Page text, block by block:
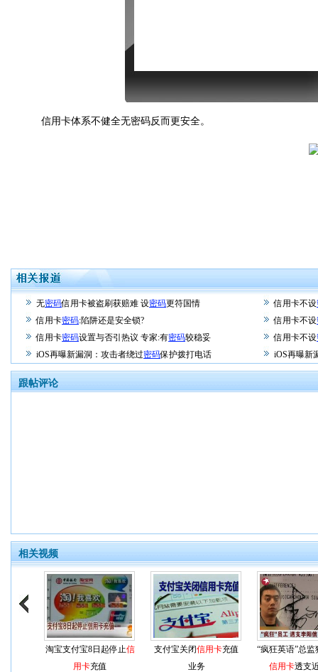
信用卡体系不健全无密码反而更安全。
无密码信用卡被盗刷获赔难 设密码更符国情 信用卡不设
信用卡密码:陷阱还是安全锁? 信用卡不设
信用卡密码设置与否引热议 专家:有密码较稳妥 信用卡不设
iOS再曝新漏洞：攻击者绕过密码保护拨打电话 iOS再曝新
跟帖评论
相关视频
淘宝支付宝8日起停止信
用卡充值
支付宝关闭信用卡充值
业务
“疯狂英语”总
信用卡透支